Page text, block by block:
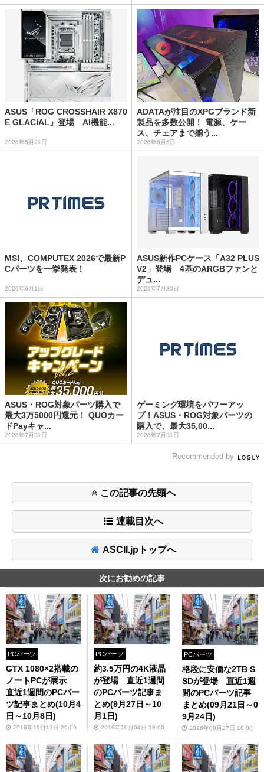
ASUS「ROG CROSSHAIR X870
E GLACIAL」登場 AI機能...
2026年5月21日
ADATAが注目のXPGブランド新
製品を多数公開！ 電源、ケー
ス、チェアまで揃う...
2026年6月6日
MSI、COMPUTEX 2026で最新P
Cパーツを一挙発表！
2026年6月1日
ASUS新作PCケース「A32 PLUS
V2」登場 4基のARGBファンと
デュ...
2026年7月30日
ASUS・ROG対象パーツ購入で
最大3万5000円還元！ QUOカー
ドPayキャ...
2026年7月31日
ゲーミング環境をパワーアッ
プ！ASUS・ROG対象パーツの
購入で、最大35,00...
2026年7月31日
Recommended by
この記事の先頭へ
連載目次へ
ASCII.jpトップへ
次にお勧めの記事
PCパーツ
GTX 1080×2搭載の
ノートPCが展示
直近1週間のPCパー
ツ記事まとめ(10月4
日～10月8日)
2016年10月11日 20:00
PCパーツ
約3.5万円の4K液晶
が登場 直近1週間
のPCパーツ記事ま
とめ(9月27日～10
月1日)
2016年10月04日 18:00
PCパーツ
格段に安価な2TB S
SDが登場 直近1週
間のPCパーツ記事
まとめ(09月21日～0
9月24日)
2016年09月27日 18:00